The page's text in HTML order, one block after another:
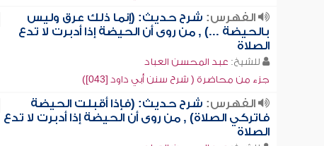
الفهرس: شرح حديث: (إنما ذلك عرق وليس
بالحيضة ...) , من روى أن الحيضة إذا أدبرت لا تدع
الصلاة
للشيخ: عبد المحسن العباد
جزء من محاضرة ( شرح سنن أبي داود [043])
الفهرس: شرح حديث: (فإذا أقبلت الحيضة
فاتركي الصلاة) , من روى أن الحيضة إذا أدبرت لا تدع
الصلاة